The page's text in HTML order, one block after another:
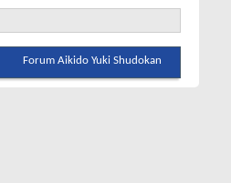
Forum Aikido Yuki Shudokan